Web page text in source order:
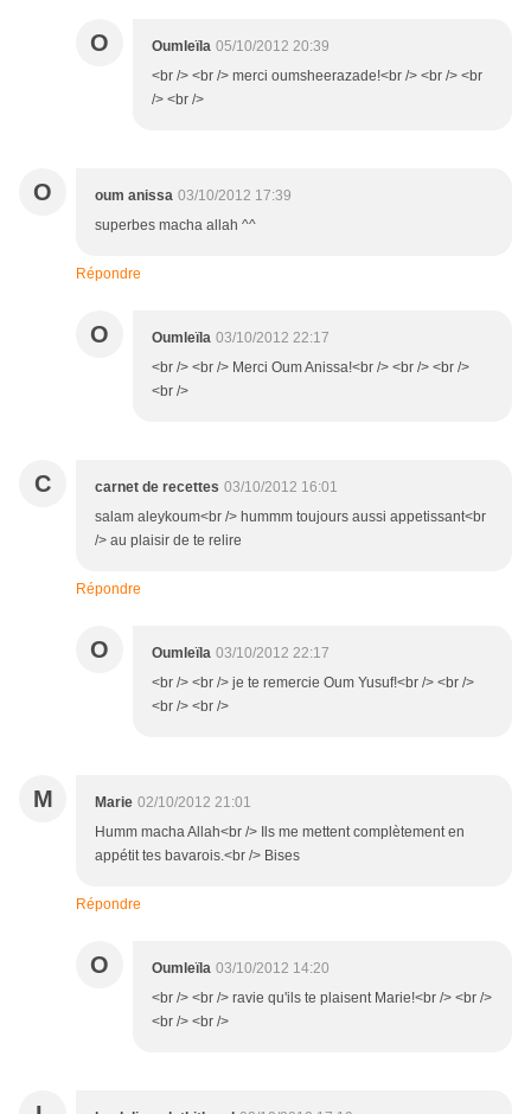
O Oumleïla 05/10/2012 20:39
<br /> <br /> merci oumsheerazade!<br /> <br /> <br
/> <br />
O oum anissa 03/10/2012 17:39
superbes macha allah ^^
Répondre
O Oumleïla 03/10/2012 22:17
<br /> <br /> Merci Oum Anissa!<br /> <br /> <br />
<br />
C carnet de recettes 03/10/2012 16:01
salam aleykoum<br /> hummm toujours aussi appetissant<br
/> au plaisir de te relire
Répondre
O Oumleïla 03/10/2012 22:17
<br /> <br /> je te remercie Oum Yusuf!<br /> <br />
<br /> <br />
M Marie 02/10/2012 21:01
Humm macha Allah<br /> Ils me mettent complètement en
appétit tes bavarois.<br /> Bises
Répondre
O Oumleïla 03/10/2012 14:20
<br /> <br /> ravie qu'ils te plaisent Marie!<br /> <br />
<br /> <br />